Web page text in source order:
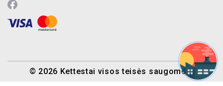
© 2026 Kettestai visos teisės saugomos.